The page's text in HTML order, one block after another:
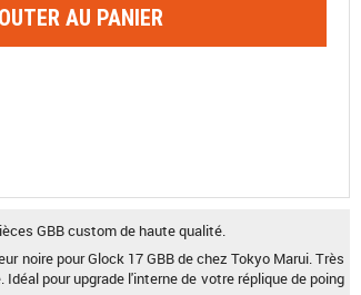
AU PANIER
GBB custom de haute qualité.
noire pour Glock 17 GBB de chez Tokyo Marui. Très
pour upgrade l'interne de votre réplique de poing